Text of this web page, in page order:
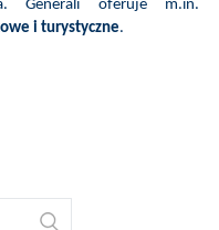
Generali oferuje m.in.
i turystyczne.